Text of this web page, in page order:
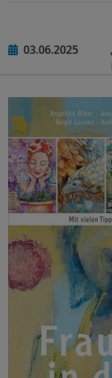
03.06.2025